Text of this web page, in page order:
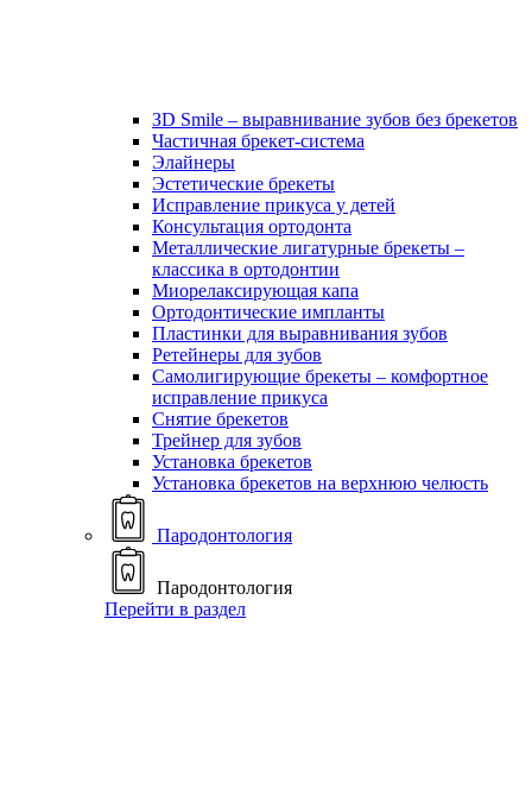
ЗD Smile – выравнивание зубов без брекетов
Частичная брекет-система
Элайнеры
Эстетические брекеты
Исправление прикуса у детей
Консультация ортодонта
Металлические лигатурные брекеты –
классика в ортодонтии
Миорелаксирующая капа
Ортодонтические импланты
Пластинки для выравнивания зубов
Ретейнеры для зубов
Самолигирующие брекеты – комфортное
исправление прикуса
Снятие брекетов
Трейнер для зубов
Установка брекетов
Установка брекетов на верхнюю челюсть
Пародонтология
Пародонтология
Перейти в раздел